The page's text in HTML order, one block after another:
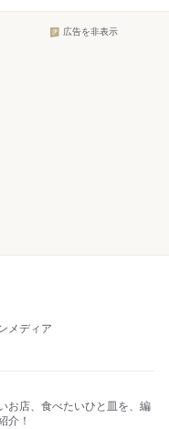
広告を非表示
メディア
お店、食べたいひと皿を、編
介！